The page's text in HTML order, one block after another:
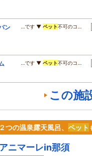
ン
…です ▼ ペット不可のコ…
…です ▼ ペット不可のコ…
この施
つの温泉露天風呂、 ペット
アニマーレin那須